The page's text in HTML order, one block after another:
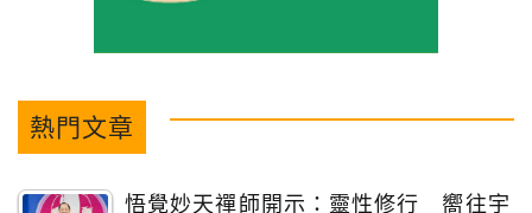
熱門文章
悟覺妙天禪師開示：靈性修行 嚮往宇